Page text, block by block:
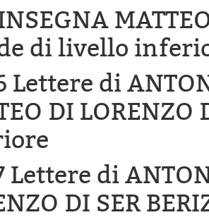
di livello
Lettere di
DI LORENZO
Lettere di
DI SER